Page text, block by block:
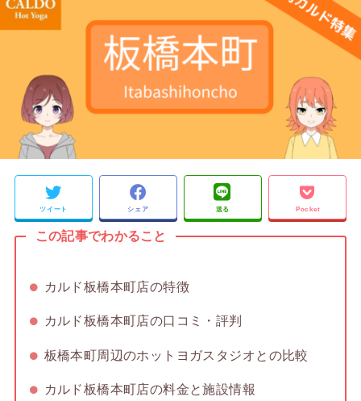
ツイート シェア 送る Pocket
この記事でわかること
カルド板橋本町店の特徴
カルド板橋本町店の口コミ・評判
板橋本町周辺のホットヨガスタジオとの比較
カルド板橋本町店の料金と施設情報